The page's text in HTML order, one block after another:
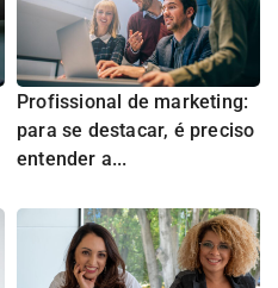
Profissional de marketing:
para se destacar, é preciso
entender a...